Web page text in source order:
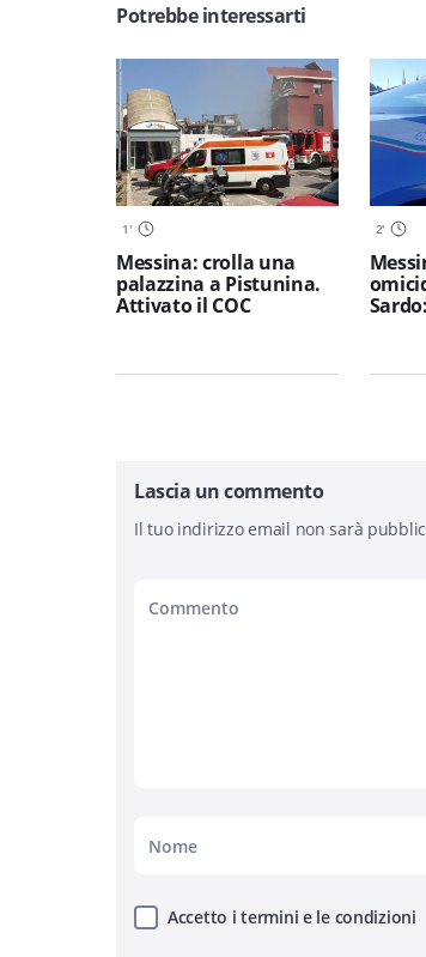
Potrebbe interessarti
1'
Messina: crolla una
palazzina a Pistunina.
Attivato il COC
2'
Lascia un commento
Il tuo indirizzo email non sarà
Accetto i termini e le condizioni